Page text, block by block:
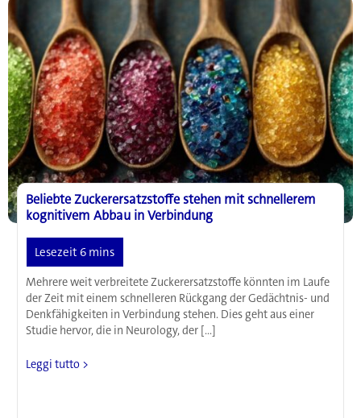
Beliebte Zuckerersatzstoffe stehen mit schnellerem
kognitivem Abbau in Verbindung
Mehrere weit verbreitete Zuckerersatzstoffe könnten im Laufe
der Zeit mit einem schnelleren Rückgang der Gedächtnis- und
Denkfähigkeiten in Verbindung stehen. Dies geht aus einer
Studie hervor, die in Neurology, der […]
Beliebte
Leggi tutto >